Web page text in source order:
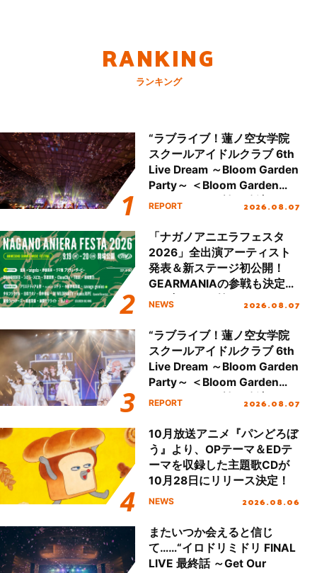
RANKING
ランキング
“ラブライブ！蓮ノ空女学院
スクールアイドルクラブ 6th
Live Dream ～Bloom Garden
Party～ ＜Bloom Garden
Party Stage／埼玉公演＞”
REPORT 2026.08.07
「ナガノアニエラフェスタ
2026」全出演アーティスト
発表＆新ステージ初公開！
GEARMANIAの参戦も決定
し、初となる第3ステージの
NEWS 2026.08.07
“ラブライブ！蓮ノ空女学院
スクールアイドルクラブ 6th
Live Dream ～Bloom Garden
Party～ ＜Bloom Garden
Party Stage／埼玉公演＞”
REPORT 2026.08.07
10月放送アニメ『パンどろぼ
う』より、OPテーマ＆EDテ
ーマを収録した主題歌CDが
10月28日にリリース決定！
NEWS 2026.08.06
またいつか会えると信じ
て……“イロドリミドリ FINAL
LIVE 最終話 ～Get Our